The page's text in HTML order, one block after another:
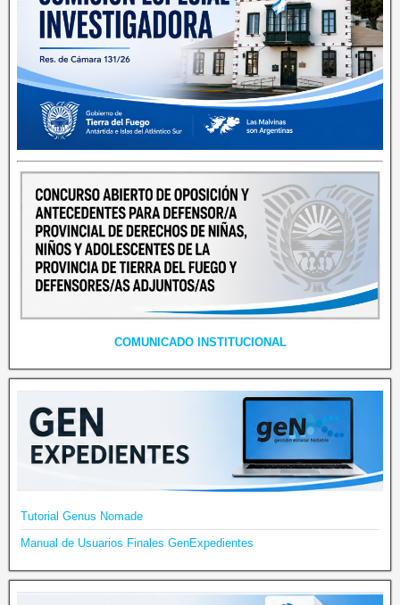
COMUNICADO INSTITUCIONAL
Tutorial Genus Nomade
Manual de Usuarios Finales GenExpedientes